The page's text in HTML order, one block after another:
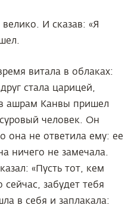
И сказав: «Я
витала в облаках:
стала царицей,
ашрам Канвы пришел
человек. Он
она не ответила ему: ее
ничего не замечала.
«Пусть тот, кем
забудет тебя
в себя и заплакала: